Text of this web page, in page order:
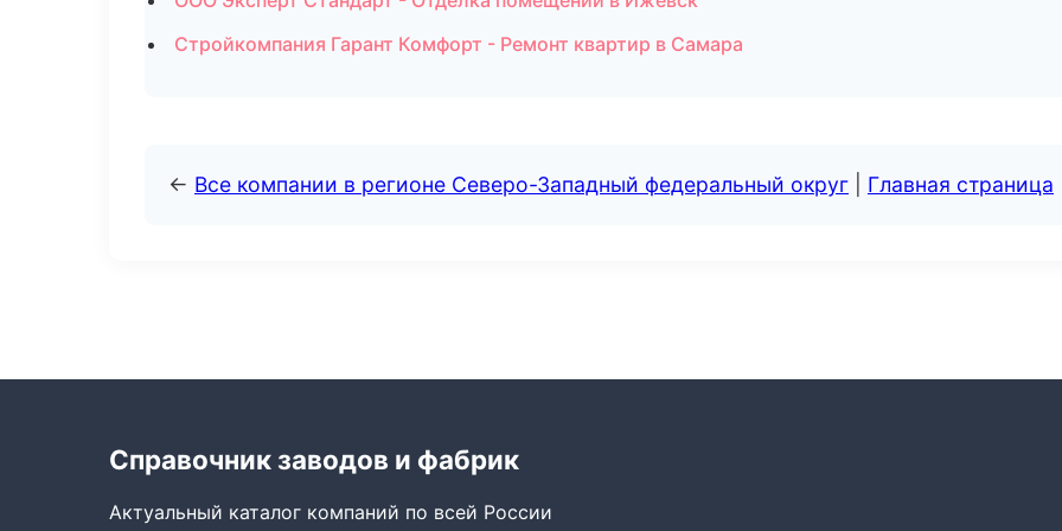
Стройкомпания Гарант Комфорт - Ремонт квартир в Самара
← Все компании в регионе Северо-Западный федеральный округ Главная страница
Справочник заводов и фабрик
Актуальный каталог компаний по всей России